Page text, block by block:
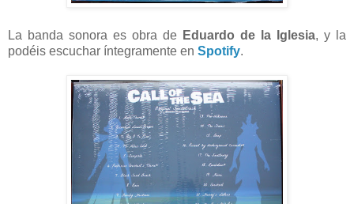
La banda sonora es obra de Eduardo de la Iglesia, y la
podéis escuchar íntegramente en Spotify.